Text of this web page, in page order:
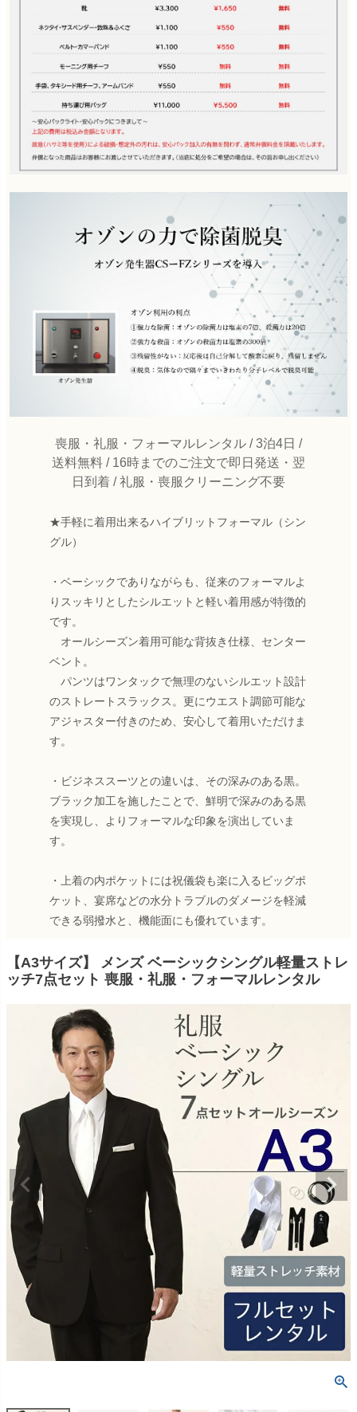
喪服・礼服・フォーマルレンタル / 3泊4日 /
送料無料 / 16時までのご注文で即日発送・翌
日到着 / 礼服・喪服クリーニング不要
★手軽に着用出来るハイブリットフォーマル（シン
グル）
・ベーシックでありながらも、従来のフォーマルよ
りスッキリとしたシルエットと軽い着用感が特徴的
です。
オールシーズン着用可能な背抜き仕様、センター
ベント。
パンツはワンタックで無理のないシルエット設計
のストレートスラックス。更にウエスト調節可能な
アジャスター付きのため、安心して着用いただけま
す。
・ビジネススーツとの違いは、その深みのある黒。
ブラック加工を施したことで、鮮明で深みのある黒
を実現し、よりフォーマルな印象を演出していま
す。
・上着の内ポケットには祝儀袋も楽に入るビッグポ
ケット、宴席などの水分トラブルのダメージを軽減
できる弱撥水と、機能面にも優れています。
【A3サイズ】 メンズ ベーシックシングル軽量ストレ
ッチ7点セット 喪服・礼服・フォーマルレンタル